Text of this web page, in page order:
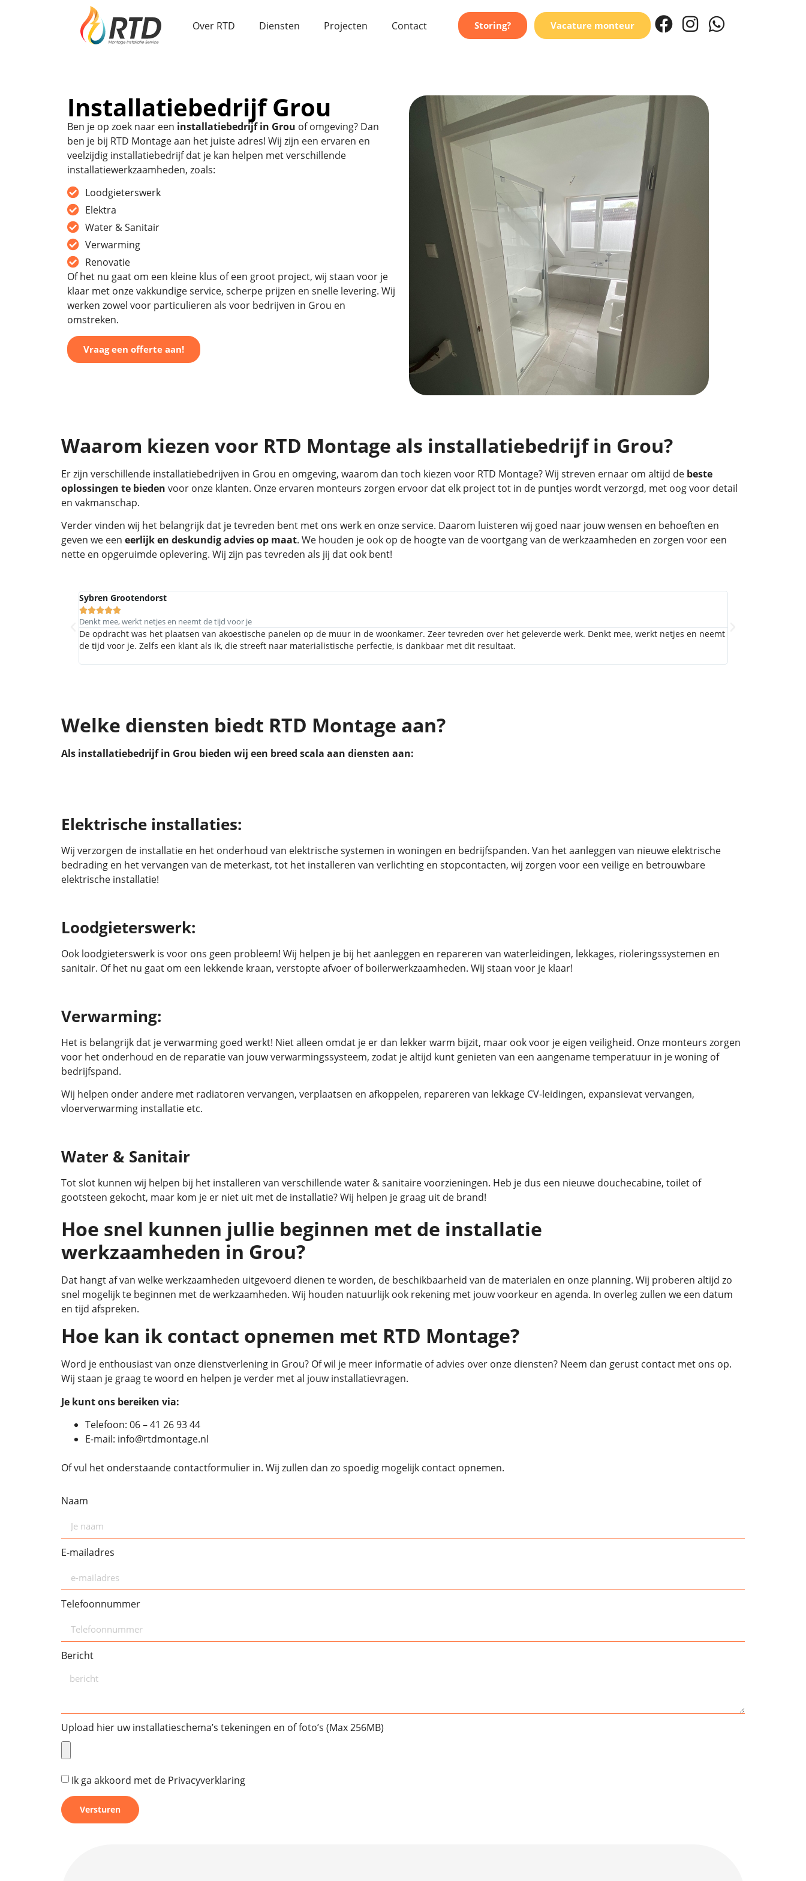
Over RTD Diensten Projecten Contact Storing? Vacature monteur
Installatiebedrijf Grou
Ben je op zoek naar een installatiebedrijf in Grou of omgeving? Dan
ben je bij RTD Montage aan het juiste adres! Wij zijn een ervaren en
veelzijdig installatiebedrijf dat je kan helpen met verschillende
installatiewerkzaamheden, zoals:
Loodgieterswerk
Elektra
Water & Sanitair
Verwarming
Renovatie
Of het nu gaat om een kleine klus of een groot project, wij staan voor je
klaar met onze vakkundige service, scherpe prijzen en snelle levering. Wij
werken zowel voor particulieren als voor bedrijven in Grou en
omstreken.
Vraag een offerte aan!
Waarom kiezen voor RTD Montage als installatiebedrijf in Grou?
Er zijn verschillende installatiebedrijven in Grou en omgeving, waarom dan toch kiezen voor RTD Montage? Wij streven ernaar om altijd de beste
oplossingen te bieden voor onze klanten. Onze ervaren monteurs zorgen ervoor dat elk project tot in de puntjes wordt verzorgd, met oog voor detail
en vakmanschap.
Verder vinden wij het belangrijk dat je tevreden bent met ons werk en onze service. Daarom luisteren wij goed naar jouw wensen en behoeften en
geven we een eerlijk en deskundig advies op maat. We houden je ook op de hoogte van de voortgang van de werkzaamheden en zorgen voor een
nette en opgeruimde oplevering. Wij zijn pas tevreden als jij dat ook bent!
Sybren Grootendorst

Denkt mee, werkt netjes en neemt de tijd voor je
De opdracht was het plaatsen van akoestische panelen op de muur in de woonkamer. Zeer tevreden over het geleverde werk. Denkt mee, werkt netjes en neemt
de tijd voor je. Zelfs een klant als ik, die streeft naar materialistische perfectie, is dankbaar met dit resultaat.
Welke diensten biedt RTD Montage aan?
Als installatiebedrijf in Grou bieden wij een breed scala aan diensten aan:
Elektrische installaties:
Wij verzorgen de installatie en het onderhoud van elektrische systemen in woningen en bedrijfspanden. Van het aanleggen van nieuwe elektrische
bedrading en het vervangen van de meterkast, tot het installeren van verlichting en stopcontacten, wij zorgen voor een veilige en betrouwbare
elektrische installatie!
Loodgieterswerk:
Ook loodgieterswerk is voor ons geen probleem! Wij helpen je bij het aanleggen en repareren van waterleidingen, lekkages, rioleringssystemen en
sanitair. Of het nu gaat om een lekkende kraan, verstopte afvoer of boilerwerkzaamheden. Wij staan voor je klaar!
Verwarming:
Het is belangrijk dat je verwarming goed werkt! Niet alleen omdat je er dan lekker warm bijzit, maar ook voor je eigen veiligheid. Onze monteurs zorgen
voor het onderhoud en de reparatie van jouw verwarmingssysteem, zodat je altijd kunt genieten van een aangename temperatuur in je woning of
bedrijfspand.
Wij helpen onder andere met radiatoren vervangen, verplaatsen en afkoppelen, repareren van lekkage CV-leidingen, expansievat vervangen,
vloerverwarming installatie etc.
Water & Sanitair
Tot slot kunnen wij helpen bij het installeren van verschillende water & sanitaire voorzieningen. Heb je dus een nieuwe douchecabine, toilet of
gootsteen gekocht, maar kom je er niet uit met de installatie? Wij helpen je graag uit de brand!
Hoe snel kunnen jullie beginnen met de installatie
werkzaamheden in Grou?
Dat hangt af van welke werkzaamheden uitgevoerd dienen te worden, de beschikbaarheid van de materialen en onze planning. Wij proberen altijd zo
snel mogelijk te beginnen met de werkzaamheden. Wij houden natuurlijk ook rekening met jouw voorkeur en agenda. In overleg zullen we een datum
en tijd afspreken.
Hoe kan ik contact opnemen met RTD Montage?
Word je enthousiast van onze dienstverlening in Grou? Of wil je meer informatie of advies over onze diensten? Neem dan gerust contact met ons op.
Wij staan je graag te woord en helpen je verder met al jouw installatievragen.
Je kunt ons bereiken via:
Telefoon: 06 – 41 26 93 44
E-mail: info@rtdmontage.nl
Of vul het onderstaande contactformulier in. Wij zullen dan zo spoedig mogelijk contact opnemen.
Naam
E-mailadres
Telefoonnummer
Bericht
Upload hier uw installatieschema’s tekeningen en of foto’s (Max 256MB)
Ik ga akkoord met de Privacyverklaring
Versturen